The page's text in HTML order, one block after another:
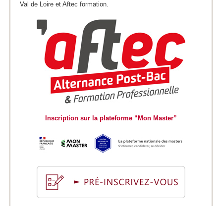
Val de Loire et Aftec formation.
Inscription sur la plateforme “Mon Master”